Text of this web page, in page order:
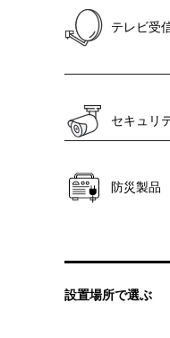
テレビ受
セキュリ
防災製品
設置場所で選ぶ